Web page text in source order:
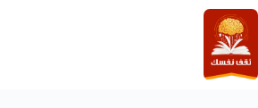
التجاوز
إلى
المحتوى